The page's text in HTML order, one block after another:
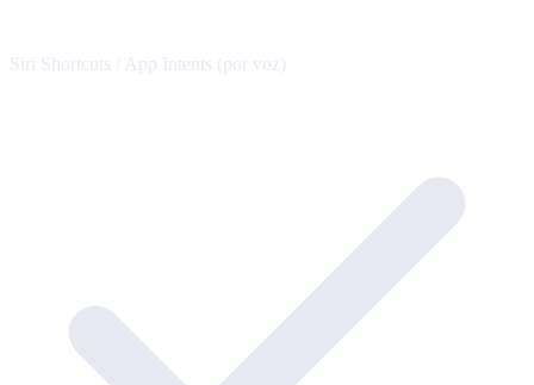
Siri Shortcuts / App Intents (por voz)